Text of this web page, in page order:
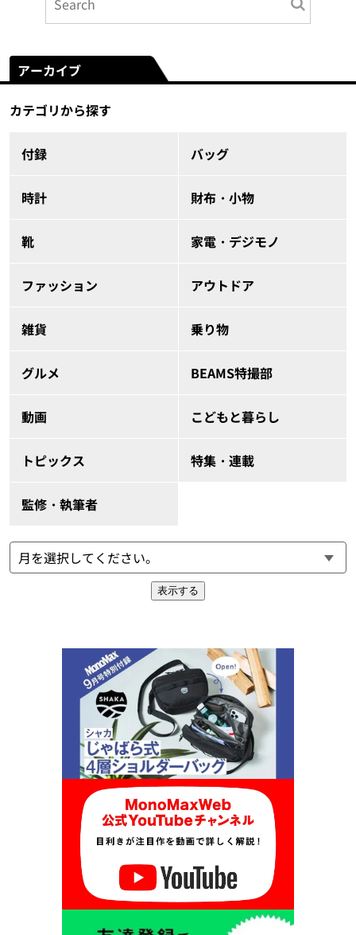
アーカイブ
カテゴリから探す
付録 バッグ
時計 財布・小物
靴 家電・デジモノ
ファッション アウトドア
雑貨 乗り物
グルメ BEAMS特撮部
動画 こどもと暮らし
トピックス 特集・連載
監修・執筆者
表示する